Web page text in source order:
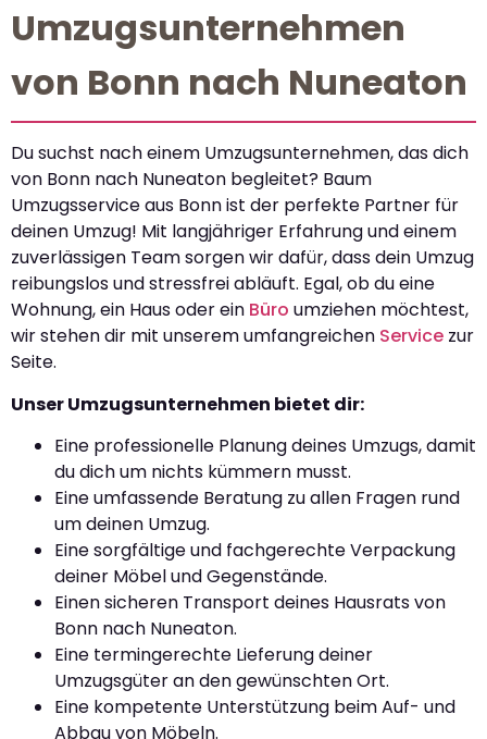
Umzugsunternehmen
von Bonn nach Nuneaton
Du suchst nach einem Umzugsunternehmen, das dich
von Bonn nach Nuneaton begleitet? Baum
Umzugsservice aus Bonn ist der perfekte Partner für
deinen Umzug! Mit langjähriger Erfahrung und einem
zuverlässigen Team sorgen wir dafür, dass dein Umzug
reibungslos und stressfrei abläuft. Egal, ob du eine
Wohnung, ein Haus oder ein Büro umziehen möchtest,
wir stehen dir mit unserem umfangreichen Service zur
Seite.
Unser Umzugsunternehmen bietet dir:
Eine professionelle Planung deines Umzugs, damit
du dich um nichts kümmern musst.
Eine umfassende Beratung zu allen Fragen rund
um deinen Umzug.
Eine sorgfältige und fachgerechte Verpackung
deiner Möbel und Gegenstände.
Einen sicheren Transport deines Hausrats von
Bonn nach Nuneaton.
Eine termingerechte Lieferung deiner
Umzugsgüter an den gewünschten Ort.
Eine kompetente Unterstützung beim Auf- und
Abbau von Möbeln.